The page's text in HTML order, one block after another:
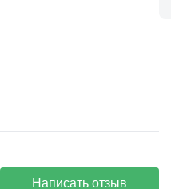
Написать отзыв